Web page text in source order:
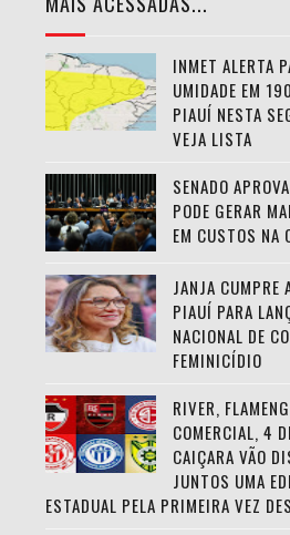
INMET ALERTA
UMIDADE EM
PIAUÍ NESTA
VEJA LISTA
SENADO
PODE GERAR
EM CUSTOS NA
JANJA CUMPRE
PIAUÍ PARA
NACIONAL DE
FEMINICÍDIO
RIVER,
COMERCIAL, 4
CAIÇARA VÃO
JUNTOS UMA
ESTADUAL PELA PRIMEIRA VEZ